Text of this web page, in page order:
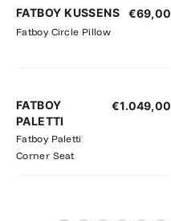
FATBOY KUSSENS
Fatboy Circle Pillow
€69,00
FATBOY
PALETTI
Fatboy Paletti
Corner Seat
€1.049,00